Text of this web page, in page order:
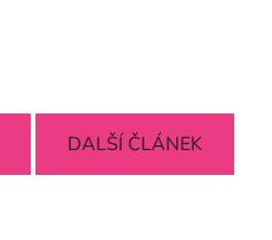
DALŠÍ ČLÁNEK